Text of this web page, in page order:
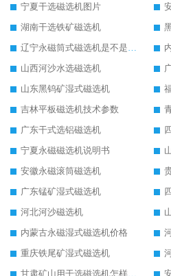
宁夏干选磁选机图片
湖南干选铁矿磁选机
辽宁永磁筒式磁选机是不是强磁
山西河沙水选磁选机
山东黑钨矿湿式磁选机
吉林平板磁选机技术参数
广东干式选铝磁选机
宁夏永磁磁选机说明书
安徽永磁滚筒磁选机
广东锰矿湿式磁选机
河北河沙磁选机
内蒙古永磁湿式磁选机价格
重庆铁尾矿湿式磁选机
甘肃矿山用干选磁选机怎样调磁